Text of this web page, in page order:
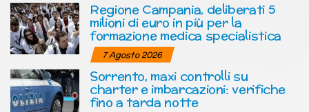
Regione Campania, deliberati 5
milioni di euro in più per la
formazione medica specialistica
7 Agosto 2026
Sorrento, maxi controlli su
charter e imbarcazioni: verifiche
fino a tarda notte